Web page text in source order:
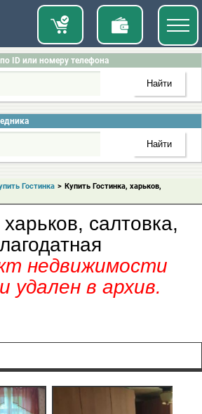
ID или номеру телефона
Гостинка > Купить Гостинка, харьков,
харьков, салтовка,
недвижимости
удален в архив.